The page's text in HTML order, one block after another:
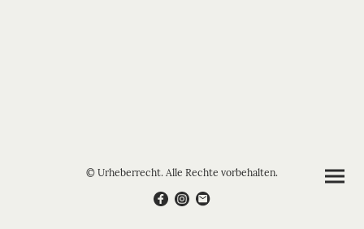
© Urheberrecht. Alle Rechte vorbehalten.